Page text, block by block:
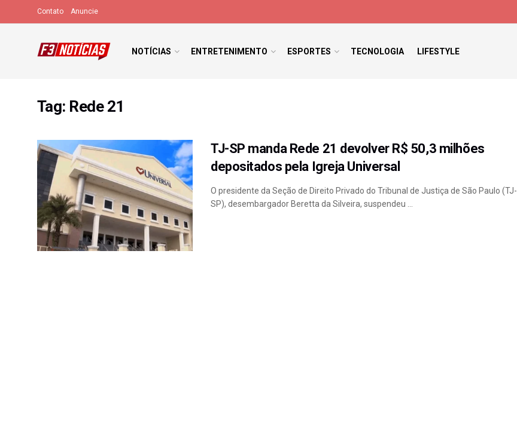
Contato Anuncie
NOTÍCIAS ENTRETENIMENTO ESPORTES TECNOLOGIA LIFESTYLE
Tag: Rede 21
TJ-SP manda Rede 21 devolver R$ 50,3 milhões
depositados pela Igreja Universal
O presidente da Seção de Direito Privado do Tribunal de Justiça de São Paulo (TJ-
SP), desembargador Beretta da Silveira, suspendeu ...